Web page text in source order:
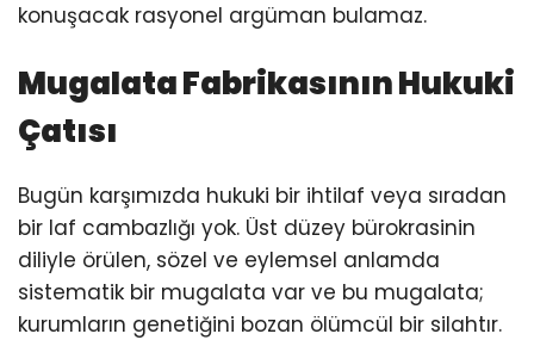
konuşacak rasyonel argüman bulamaz.
Mugalata Fabrikasının Hukuki
Çatısı
Bugün karşımızda hukuki bir ihtilaf veya sıradan
bir laf cambazlığı yok. Üst düzey bürokrasinin
diliyle örülen, sözel ve eylemsel anlamda
sistematik bir mugalata var ve bu mugalata;
kurumların genetiğini bozan ölümcül bir silahtır.